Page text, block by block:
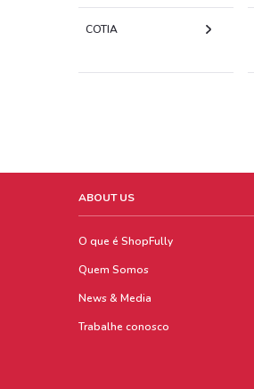
COTIA
ABOUT US
O que é ShopFully
Quem Somos
News & Media
Trabalhe conosco